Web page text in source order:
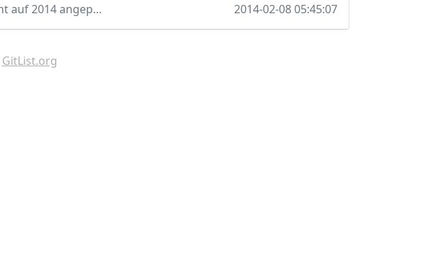
Lizenzinfos in eigenes Modul ausgelagert und Copyright auf 2014 angepasst 2014-02-08 05:45:07
GitList.org